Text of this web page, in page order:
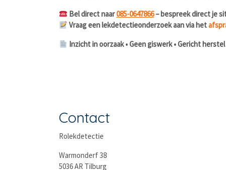
Bel direct naar085-0647866– bespreek direct je
Vraag een lekdetectieonderzoek aan via het
Inzicht in oorzaak • Geen giswerk • Gericht herstel
Contact
Rolekdetectie
Warmonderf 38
5036 AR Tilburg